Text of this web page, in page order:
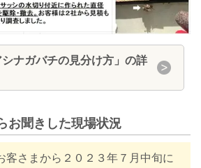
シナガバチの見分け方」の詳
お聞きした現場状況
客さまから２０２３年７月中旬に